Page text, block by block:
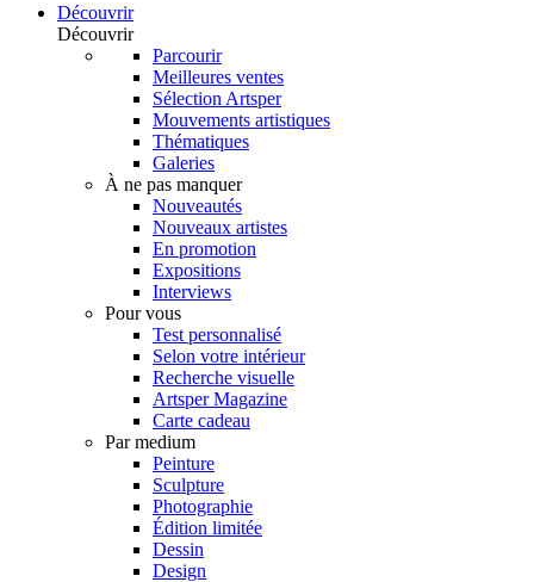
Découvrir
Découvrir
Parcourir
Meilleures ventes
Sélection Artsper
Mouvements artistiques
Thématiques
Galeries
À ne pas manquer
Nouveautés
Nouveaux artistes
En promotion
Expositions
Interviews
Pour vous
Test personnalisé
Selon votre intérieur
Recherche visuelle
Artsper Magazine
Carte cadeau
Par medium
Peinture
Sculpture
Photographie
Édition limitée
Dessin
Design